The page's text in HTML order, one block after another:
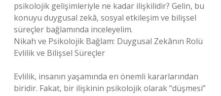
psikolojik gelişimleriyle ne kadar ilişkilidir? Gelin, bu
konuyu duygusal zekâ, sosyal etkileşim ve bilişsel
süreçler bağlamında inceleyelim.
Nikah ve Psikolojik Bağlam: Duygusal Zekânın Rolü
Evlilik ve Bilişsel Süreçler
Evlilik, insanın yaşamında en önemli kararlarından
biridir. Fakat, bir ilişkinin psikolojik olarak “düşmesi”